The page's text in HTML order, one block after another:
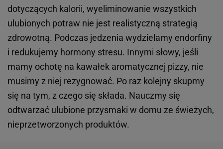
dotyczących kalorii, wyeliminowanie wszystkich
ulubionych potraw nie jest realistyczną strategią
zdrowotną. Podczas jedzenia wydzielamy endorfiny
i redukujemy hormony stresu. Innymi słowy, jeśli
mamy ochotę na kawałek aromatycznej pizzy, nie
musimy z niej rezygnować. Po raz kolejny skupmy
się na tym, z czego się składa. Nauczmy się
odtwarzać ulubione przysmaki w domu ze świeżych,
nieprzetworzonych produktów.